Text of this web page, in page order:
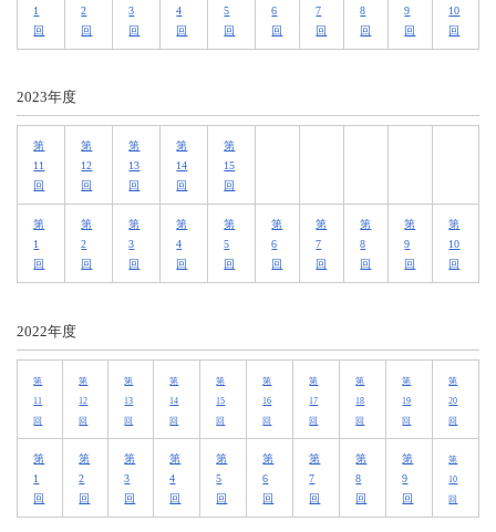
1
回
2
回
3
回
4
回
5
回
6
回
7
回
8
回
9
回
10
回
2023年度
第
11
回
第
12
回
第
13
回
第
14
回
第
15
回
第
1
回
第
2
回
第
3
回
第
4
回
第
5
回
第
6
回
第
7
回
第
8
回
第
9
回
第
10
回
2022年度
第
11
回
第
12
回
第
13
回
第
14
回
第
15
回
第
16
回
第
17
回
第
18
回
第
19
回
第
20
回
第
1
回
第
2
回
第
3
回
第
4
回
第
5
回
第
6
回
第
7
回
第
8
回
第
9
回
第
10
回